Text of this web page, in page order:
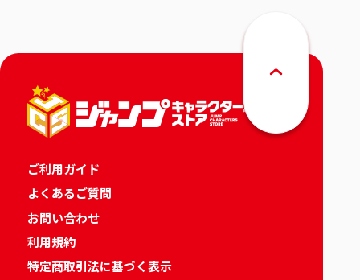
ご利用ガイド
よくあるご質問
お問い合わせ
利用規約
特定商取引法に基づく表示